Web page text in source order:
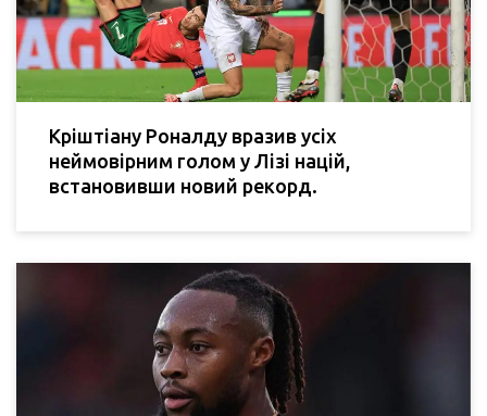
Кріштіану Роналду вразив усіх
неймовірним голом у Лізі націй,
встановивши новий рекорд.